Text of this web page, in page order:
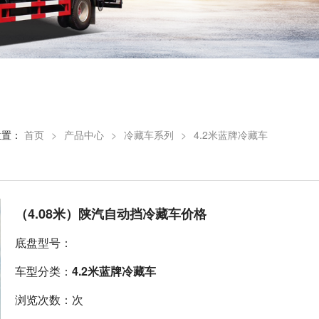
： 首页 > 产品中心 > 冷藏车系列 > 4.2米蓝牌冷藏车
（4.08米）陕汽自动挡冷藏车价格
底盘型号：
车型分类： 4.2米蓝牌冷藏车
浏览次数：次